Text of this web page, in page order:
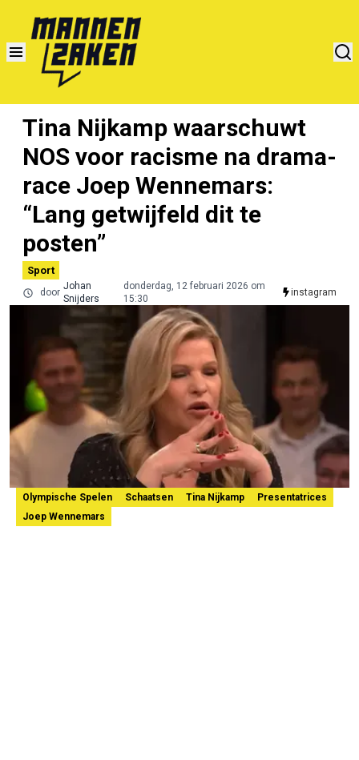
Tina Nijkamp waarschuwt
NOS voor racisme na drama-
race Joep Wennemars:
“Lang getwijfeld dit te
posten”
Sport
door
Johan
Snijders
donderdag, 12 februari 2026 om
15:30
instagram
Olympische Spelen Schaatsen Tina Nijkamp
Presentatrices
Joep Wennemars